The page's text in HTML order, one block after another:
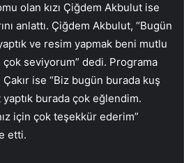
olan kızı Çiğdem Akbulut ise
anlattı. Çiğdem Akbulut, “Bugün
ve resim yapmak beni mutlu
seviyorum” dedi. Programa
ise “Biz bugün burada kuş
burada çok eğlendim.
için çok teşekkür ederim”
etti.